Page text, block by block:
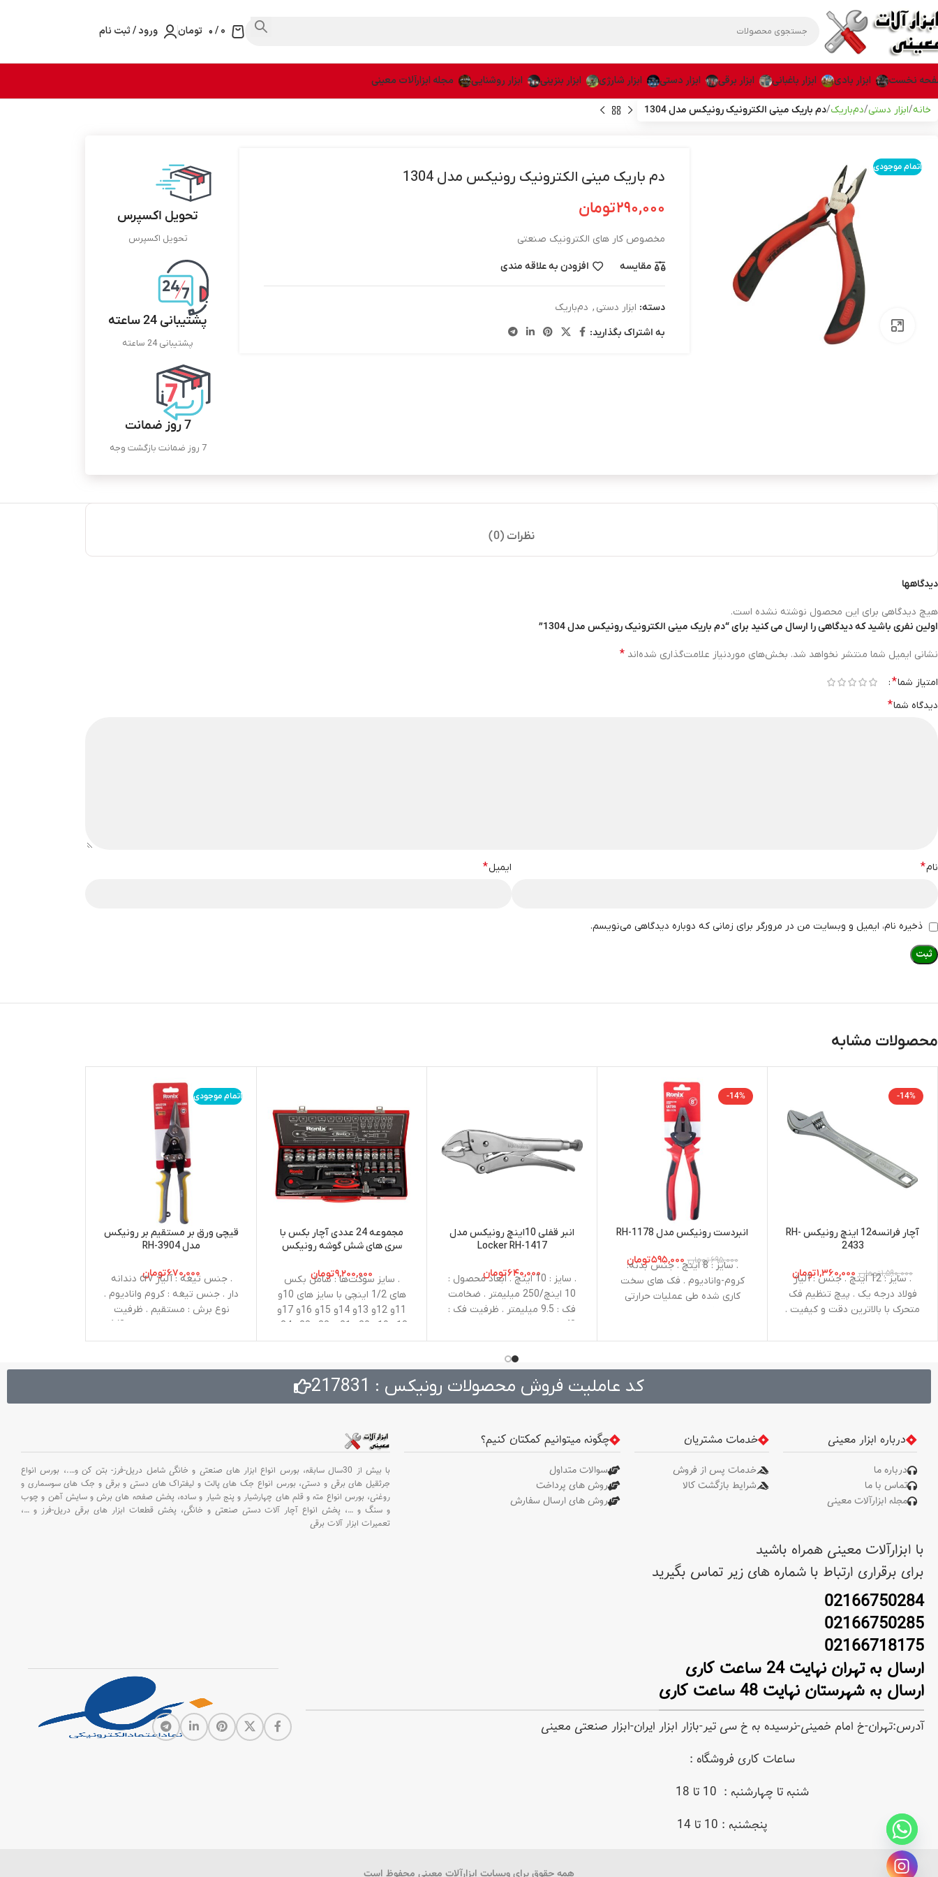
0
/۰ تومان ورود / ثبت نام
نخست ابزار بادی ابزار باغبانی ابزار برقی ابزار دستی ابزار شارژی ابزار بنزینی ابزار روشنایی مجله ابزارآلات معینی
خانه ابزار دستی دم‌باریک دم باریک مینی الکترونیک رونیکس مدل 1304
اتمام موجودی
بزرگنمایی تصویر
دم باریک مینی الکترونیک رونیکس مدل 1304
۲۹۰,۰۰۰تومان
مخصوص کار های الکترونیک صنعتی
مقایسه افزودن به علاقه مندی
دسته: ابزار دستی , دم‌باریک
به اشتراک بگذارید:
تحویل اکسپرس
تحویل اکسپرس
پشتیبانی 24 ساعته
پشتیبانی 24 ساعته
7 روز ضمانت
7 روز ضمانت بازگشت وجه
نظرات (0)
دیدگاهها
هیچ دیدگاهی برای این محصول نوشته نشده است.
اولین نفری باشید که دیدگاهی را ارسال می کنید برای “دم باریک مینی الکترونیک رونیکس مدل 1304”
نشانی ایمیل شما منتشر نخواهد شد. بخش‌های موردنیاز علامت‌گذاری شده‌اند *
امتیاز شما*
دیدگاه شما*
نام* ایمیل*
ذخیره نام، ایمیل و وبسایت من در مرورگر برای زمانی که دوباره دیدگاهی می‌نویسم.
محصولات مشابه
-14%
آچار فرانسه12 اینچ رونیکس RH-
2433
۱,۵۹۰,۰۰۰تومان ۱,۳۶۰,۰۰۰تومان
. سایز : 12 اینچ . جنس : آلیاژ
فولاد درجه یک . پیچ تنظیم فک
متحرک با بالاترین دقت و کیفیت .
تضمین قدرت و دوام بالا . طراحی
متنوع در عین راحتی . دارای
استفاده های طولانی مدت
-14%
انبردست رونيكس مدل RH-1178
۶۹۵,۰۰۰تومان ۵۹۵,۰۰۰تومان
. سایز : 8 اینچ . جنس بدنه:
کروم-وانادیوم . فک های سخت
کاری شده طی عملیات حرارتی
انبر قفلی 10اینچ رونیکس مدل
Locker RH-1417
۶۴۰,۰۰۰تومان
. سایز : 10 اینچ . ابعاد محصول :
10 اینچ/250 میلیمتر . ضخامت
فک : 9.5 میلیمتر . ظرفیت فک :
اهرم رها کننده فک‌ها : ماشه
دارای پوشش قابلیت سیم‌چین :
دارد . جنس بدنه : CS
مجموعه 24 عددی آچار بکس با
سری های شش گوشه رونیکس
۹,۲۰۰,۰۰۰تومان
. سایز سوکت‌ها : شامل بکس
های 1/2 اینچی با سایز های 10و
11و 12و 13و 14و 15و 16و 17و
27و 30و 32 میلی متر . متعلقات :
دارای 2 دسته کمکی 10 اینچی
جغجغه 1/2 اینچی 72 دندانه با
دسته ارگونومیک دسته هندلی
1/2 اینچ . جنس بدنه : کروم
وانادیوم
اتمام موجودی
قیچی ورق بر مستقیم بر رونیکس
مدل RH-3904
۶۷۰,۰۰۰تومان . جنس تیغه : آلیاژ crv دندانه
دار . جنس تیغه : کروم وانادیوم .
نوع برش : مستقیم . ظرفیت
برش :فولاد سرد نورد شده :1/2
میلی متر استیل: 0/7 میلی متر .
اینچ . وزن : 0/4 کیلوگرم . نوع
کد عاملیت فروش محصولات رونیکس : 217831
درباره ابزار معینی
درباره ما
تماس با ما
مجله ابزارآلات معینی
خدمات مشتریان
خدمات پس از فروش
شرایط بازگشت کالا
چگونه میتوانیم کمکتان کنیم؟
سوالات متداول
روش های پرداخت
روش های ارسال سفارش
با بیش از 30سال سابقه، بورس انواع ابزار های صنعتی و خانگی شامل دریل-فرز- بتن کن و….، بورس انواع
جرثقیل های برقی و دستی، بورس انواع جک های پالت و لیفتراک های دستی و برقی و جک های سوسماری و
روغنی، بورس انواع مته و قلم های چهارشیار و پنج شیار و ساده، پخش صفحه های برش و سایش آهن و چوب
و سنگ و…، پخش انواع آچار آلات دستی صنعتی و خانگی، پخش قطعات ابزار های برقی دریل-فرز و …،
تعمیرات ابزار آلات برقی
با ابزارآلات معینی همراه باشید
برای برقراری ارتباط با شماره های زیر تماس بگیرید
02166750284
02166750285
02166718175
ارسال به تهران نهایت 24 ساعت کاری
ارسال به شهرستان نهایت 48 ساعت کاری
آدرس:تهران-خ امام خمینی-نرسیده به خ سی تیر-بازار ابزار ایران-ابزار صنعتی معینی
ساعات کاری فروشگاه :
شنبه تا چهارشنبه : 10 تا 18
پنجشنبه : 10 تا 14